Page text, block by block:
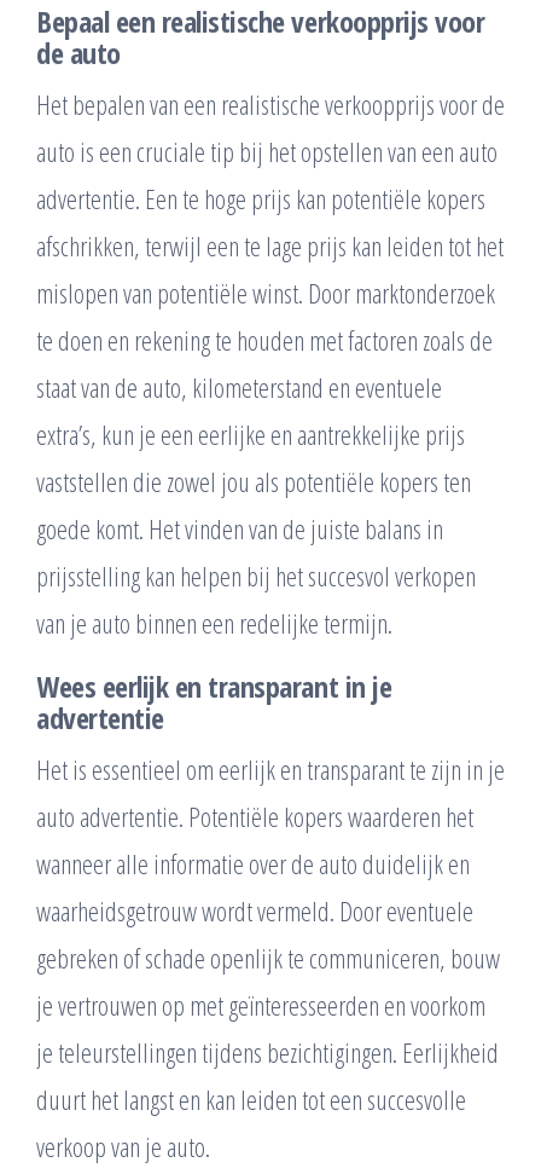
Bepaal een realistische verkoopprijs voor
de auto
Het bepalen van een realistische verkoopprijs voor de
auto is een cruciale tip bij het opstellen van een auto
advertentie. Een te hoge prijs kan potentiële kopers
afschrikken, terwijl een te lage prijs kan leiden tot het
mislopen van potentiële winst. Door marktonderzoek
te doen en rekening te houden met factoren zoals de
staat van de auto, kilometerstand en eventuele
extra’s, kun je een eerlijke en aantrekkelijke prijs
vaststellen die zowel jou als potentiële kopers ten
goede komt. Het vinden van de juiste balans in
prijsstelling kan helpen bij het succesvol verkopen
van je auto binnen een redelijke termijn.
Wees eerlijk en transparant in je
advertentie
Het is essentieel om eerlijk en transparant te zijn in je
auto advertentie. Potentiële kopers waarderen het
wanneer alle informatie over de auto duidelijk en
waarheidsgetrouw wordt vermeld. Door eventuele
gebreken of schade openlijk te communiceren, bouw
je vertrouwen op met geïnteresseerden en voorkom
je teleurstellingen tijdens bezichtigingen. Eerlijkheid
duurt het langst en kan leiden tot een succesvolle
verkoop van je auto.